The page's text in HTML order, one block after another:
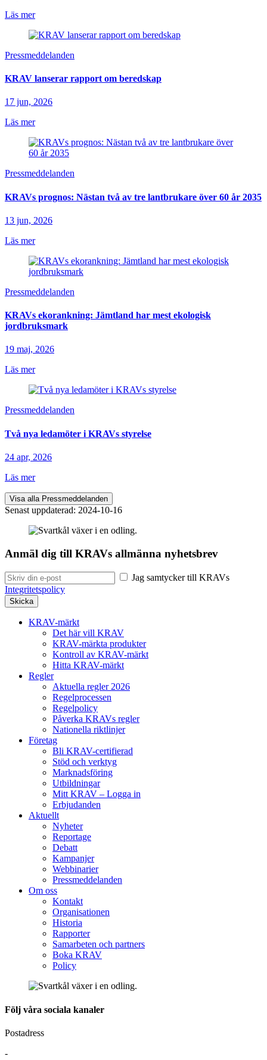
Läs mer
Pressmeddelanden
KRAV lanserar rapport om beredskap
17 jun, 2026
Läs mer
Pressmeddelanden
KRAVs prognos: Nästan två av tre lantbrukare över 60 år 2035
13 jun, 2026
Läs mer
Pressmeddelanden
KRAVs ekorankning: Jämtland har mest ekologisk
jordbruksmark
19 maj, 2026
Läs mer
Pressmeddelanden
Två nya ledamöter i KRAVs styrelse
24 apr, 2026
Läs mer
Visa alla Pressmeddelanden
Senast uppdaterad: 2024-10-16
Anmäl dig till KRAVs allmänna nyhetsbrev
Jag samtycker till KRAVs
Integritetspolicy
KRAV-märkt
Det här vill KRAV
KRAV-märkta produkter
Kontroll av KRAV-märkt
Hitta KRAV-märkt
Regler
Aktuella regler 2026
Regelprocessen
Regelpolicy
Påverka KRAVs regler
Nationella riktlinjer
Företag
Bli KRAV-certifierad
Stöd och verktyg
Marknadsföring
Utbildningar
Mitt KRAV – Logga in
Erbjudanden
Aktuellt
Nyheter
Reportage
Debatt
Kampanjer
Webbinarier
Pressmeddelanden
Om oss
Kontakt
Organisationen
Historia
Rapporter
Samarbeten och partners
Boka KRAV
Policy
Följ våra sociala kanaler
Postadress
-